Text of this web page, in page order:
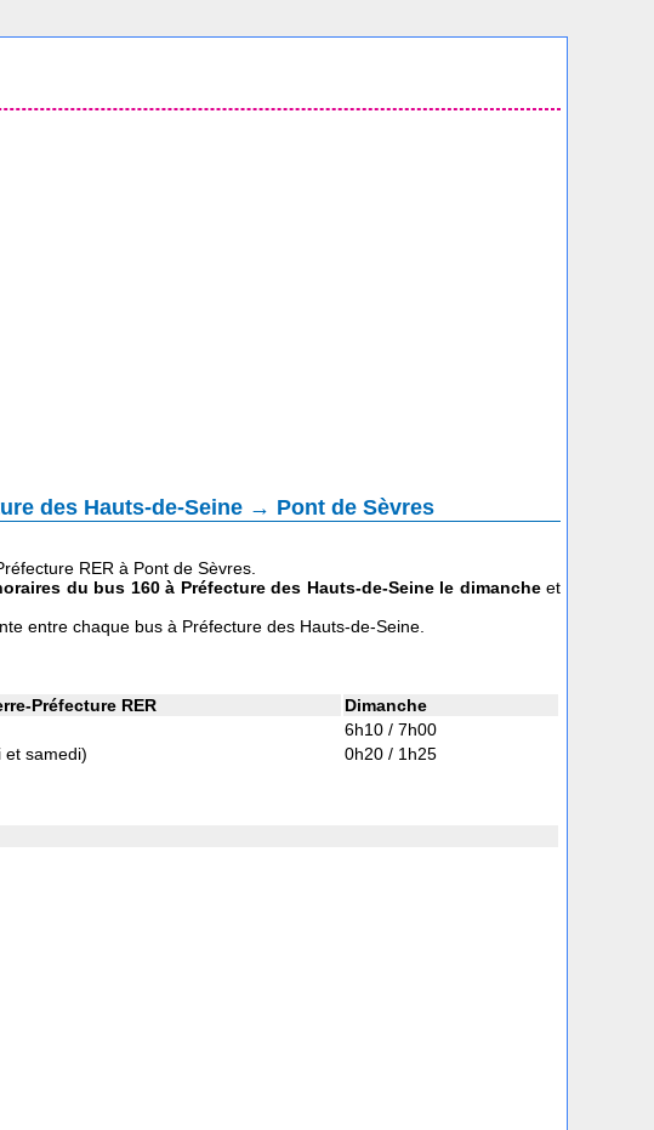
des Hauts-de-Seine → Pont de Sèvres
RER à Pont de Sèvres.
du bus 160à Préfecture des Hauts-de-Seine le dimancheet
entre chaque bus à Préfecture des Hauts-de-Seine.
Préfecture RER
Dimanche
6h10 / 7h00
et samedi) 0h20 / 1h25